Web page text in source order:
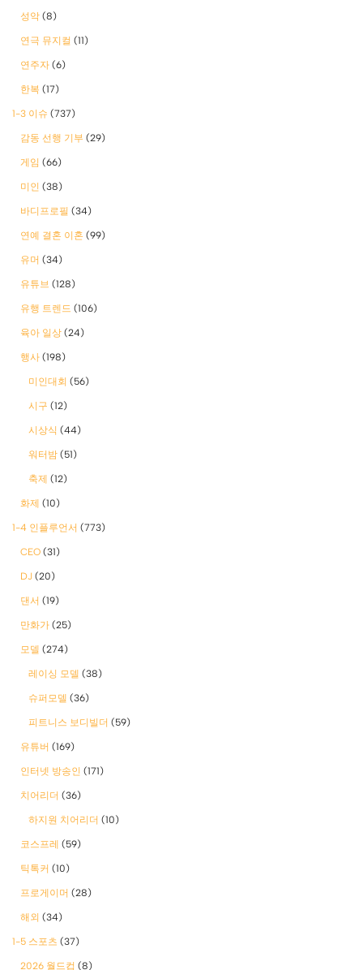
성악 (8)
연극 뮤지컬 (11)
연주자 (6)
한복 (17)
1-3 이슈 (737)
감동 선행 기부 (29)
게임 (66)
미인 (38)
바디프로필 (34)
연예 결혼 이혼 (99)
유머 (34)
유튜브 (128)
유행 트렌드 (106)
육아 일상 (24)
행사 (198)
미인대회 (56)
시구 (12)
시상식 (44)
워터밤 (51)
축제 (12)
화제 (10)
1-4 인플루언서 (773)
CEO (31)
DJ (20)
댄서 (19)
만화가 (25)
모델 (274)
레이싱 모델 (38)
슈퍼모델 (36)
피트니스 보디빌더 (59)
유튜버 (169)
인터넷 방송인 (171)
치어리더 (36)
하지원 치어리더 (10)
코스프레 (59)
틱톡커 (10)
프로게이머 (28)
해외 (34)
1-5 스포츠 (37)
2026 월드컵 (8)